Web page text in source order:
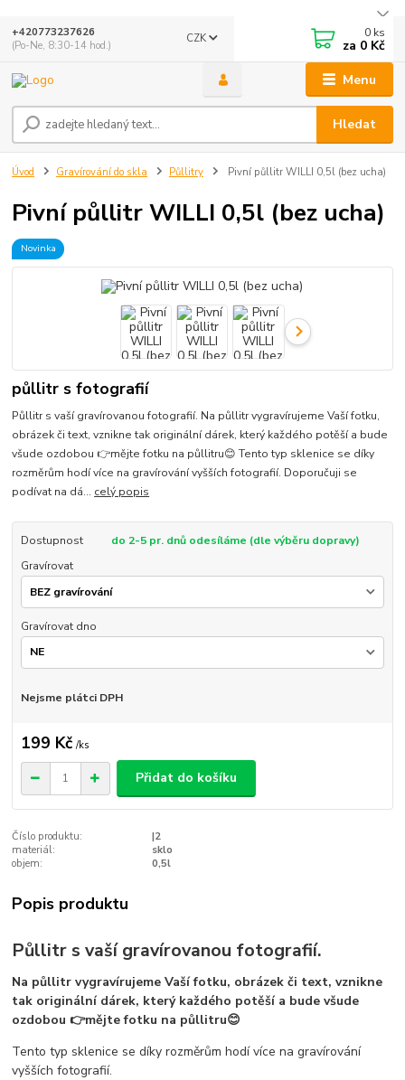
Menu
CZK
Hledat
+420773237626
(Po-Ne, 8:30-14 hod.)
0 ks
za 0 Kč
Úvod Gravírování do skla Půllitry Pivní půllitr WILLI 0,5l (bez ucha)
Pivní půllitr WILLI 0,5l (bez ucha)
Novinka
půllitr s fotografií
Půllitr s vaší gravírovanou fotografií. Na půllitr vygravírujeme Vaší fotku,
obrázek či text, vznikne tak originální dárek, který každého potěší a bude
všude ozdobou 👉mějte fotku na půllitru😊 Tento typ sklenice se díky
rozměrům hodí více na gravírování vyšších fotografií. Doporučuji se
podívat na dá... celý popis
Dostupnost
do 2-5 pr. dnů odesíláme (dle výběru dopravy)
Gravírovat
Gravírovat dno
Nejsme plátci DPH
199 Kč /ks
Přidat do košíku
Číslo produktu:
|2
materiál:
sklo
objem:
0,5l
Popis produktu
Půllitr s vaší gravírovanou fotografií.
Na půllitr vygravírujeme Vaší fotku, obrázek či text, vznikne
tak originální dárek, který každého potěší a bude všude
ozdobou 👉mějte fotku na půllitru😊
Tento typ sklenice se díky rozměrům hodí více na gravírování
vyšších fotografií.